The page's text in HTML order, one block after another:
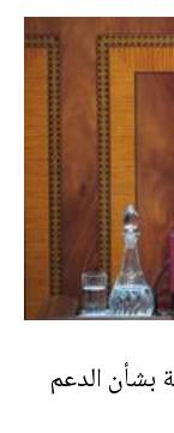
بشأن الدعم